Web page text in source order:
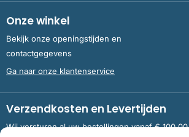
Onze winkel
Bekijk onze openingstijden en
contactgegevens
Ga naar onze klantenservice
Verzendkosten en Levertijden
Wij versturen al uw bestellingen vanaf €